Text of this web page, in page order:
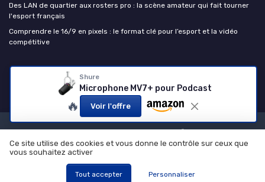
Shure
Microphone MV7+ pour Podcast
🔥 Voir l'offre
Des LAN de quartier aux rosters pro : la scène amateur qui fait tourner
l'esport français
Comprendre le 16/9 en pixels : le format clé pour l’esport et la vidéo
compétitive
Esport Insiders
Mentions légales
Politique de confidentialité
© Esport Insiders 2026
Ce site utilise des cookies et vous donne le contrôle sur ceux que
vous souhaitez activer
Tout accepter Personnaliser